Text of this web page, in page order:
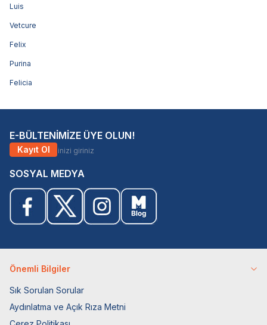
Luis
Vetcure
Felix
Purina
Felicia
E-BÜLTENİMİZE ÜYE OLUN!
Kayıt Ol
SOSYAL MEDYA
Önemli Bilgiler
Sık Sorulan Sorular
Aydınlatma ve Açık Rıza Metni